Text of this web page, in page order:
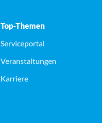
Top-Themen
Serviceportal
Veranstaltungen
Karriere